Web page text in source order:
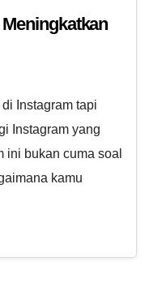
Instagram tapi
Instagram yang
ini bukan cuma soal
kamu